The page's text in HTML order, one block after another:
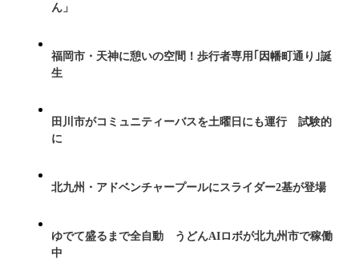
ん」
福岡市・天神に憩いの空間！歩行者専用｢因幡町通り｣誕
生
田川市がコミュニティーバスを土曜日にも運行 試験的
に
北九州・アドベンチャープールにスライダー2基が登場
ゆでて盛るまで全自動 うどんAIロボが北九州市で稼働
中